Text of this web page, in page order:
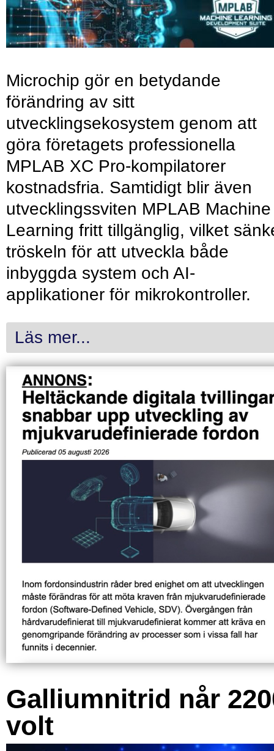
Microchip gör en betydande
förändring av sitt
utvecklingsekosystem genom att
göra företagets professionella
MPLAB XC Pro-kompilatorer
kostnadsfria. Samtidigt blir även
utvecklingssviten MPLAB Machine
Learning fritt tillgänglig, vilket
tröskeln för att utveckla både
inbyggda system och AI-
applikationer för mikrokontroller.
Läs mer...
Galliumnitrid når
volt